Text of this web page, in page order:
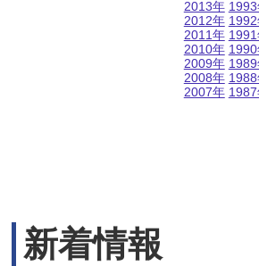
2013年
2012年
2011年
2010年
2009年
2008年
2007年
新着情報